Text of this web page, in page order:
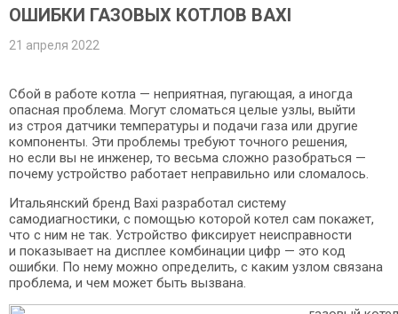
ОШИБКИ ГАЗОВЫХ КОТЛОВ BAXI
21 апреля 2022
Сбой в работе котла — неприятная, пугающая, а иногда
опасная проблема. Могут сломаться целые узлы, выйти
из строя датчики температуры и подачи газа или другие
компоненты. Эти проблемы требуют точного решения,
но если вы не инженер, то весьма сложно разобраться —
почему устройство работает неправильно или сломалось.
Итальянский бренд Baxi разработал систему
самодиагностики, с помощью которой котел сам покажет,
что с ним не так. Устройство фиксирует неисправности
и показывает на дисплее комбинации цифр — это код
ошибки. По нему можно определить, с каким узлом связана
проблема, и чем может быть вызвана.